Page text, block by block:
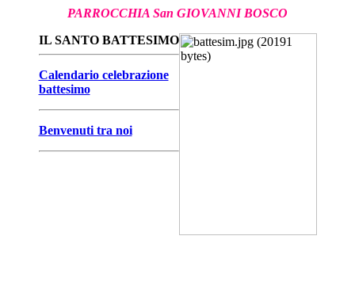
PARROCCHIA San GIOVANNI BOSCO
IL SANTO BATTESIMO
Calendario celebrazione
battesimo
Benvenuti tra noi